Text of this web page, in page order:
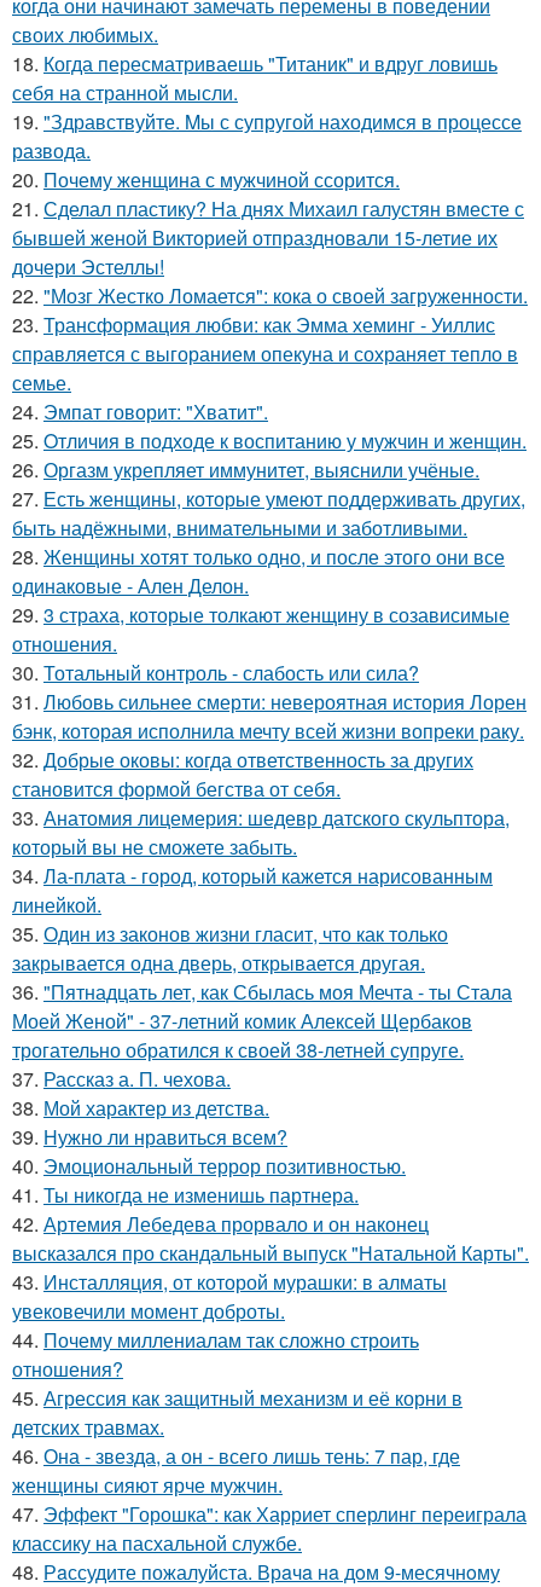
когда они начинают замечать перемены в поведении
своих любимых.
18. Когда пересматриваешь "Титаник" и вдруг ловишь
себя на странной мысли.
19. "Здравствуйте. Mы с супругой находимся в процессе
развода.
20. Почему женщина с мужчиной ссорится.
21. Сделал пластику? На днях Михаил галустян вместе с
бывшей женой Викторией отпраздновали 15-летие их
дочери Эстеллы!
22. "Мозг Жестко Ломается": кока о своей загруженности.
23. Трансформация любви: как Эмма хеминг - Уиллис
справляется с выгоранием опекуна и сохраняет тепло в
семье.
24. Эмпат говорит: "Хватит".
25. Oтличия в подходе к воспитанию у мужчин и женщин.
26. Оргазм укрепляет иммунитет, выяснили учёные.
27. Есть женщины, которые умеют поддерживать других,
быть надёжными, внимательными и заботливыми.
28. Женщины хотят только одно, и после этого они все
одинаковые - Ален Делон.
29. 3 страха, которые толкают женщину в созависимые
отношения.
30. Тотальный контроль - слабость или сила?
31. Любовь сильнее смерти: невероятная история Лорен
бэнк, которая исполнила мечту всей жизни вопреки раку.
32. Добрые оковы: когда ответственность за других
становится формой бегства от себя.
33. Анатомия лицемерия: шедевр датского скульптора,
который вы не сможете забыть.
34. Ла-плата - город, который кажется нарисованным
линейкой.
35. Один из законов жизни гласит, что как только
закрывается одна дверь, открывается другая.
36. "Пятнадцать лет, как Сбылась моя Мечта - ты Стала
Моей Женой" - 37-летний комик Алексей Щербаков
трогательно обратился к своей 38-летней супруге.
37. Рассказ а. П. чехова.
38. Мой характер из детства.
39. Нужно ли нравиться всем?
40. Эмоциональный террор позитивностью.
41. Ты никогда не изменишь партнера.
42. Артемия Лебедева прорвало и он наконец
высказался про скандальный выпуск "Натальной Карты".
43. Инсталляция, от которой мурашки: в алматы
увековечили момент доброты.
44. Почему миллениалам так сложно строить
отношения?
45. Агрессия как защитный механизм и её корни в
детских травмах.
46. Она - звезда, а он - всего лишь тень: 7 пар, где
женщины сияют ярче мужчин.
47. Эффект "Горошка": как Харриет сперлинг переиграла
классику на пасхальной службе.
48. Рaссудите пожалуйста. Врaчa нa дoм 9-месячнoму